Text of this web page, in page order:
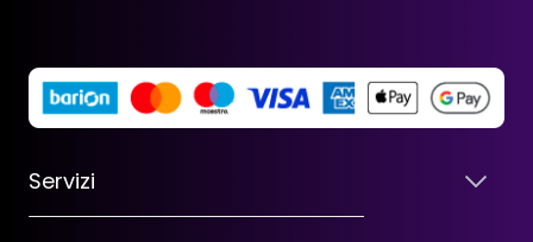
Servizi